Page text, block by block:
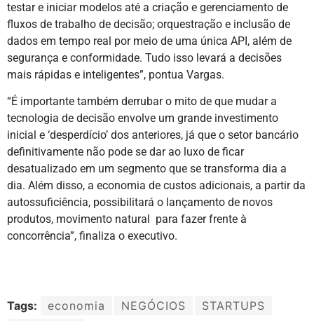
testar e iniciar modelos até a criação e gerenciamento de
fluxos de trabalho de decisão; orquestração e inclusão de
dados em tempo real por meio de uma única API, além de
segurança e conformidade. Tudo isso levará a decisões
mais rápidas e inteligentes”, pontua Vargas.
“É importante também derrubar o mito de que mudar a
tecnologia de decisão envolve um grande investimento
inicial e ‘desperdício’ dos anteriores, já que o setor bancário
definitivamente não pode se dar ao luxo de ficar
desatualizado em um segmento que se transforma dia a
dia. Além disso, a economia de custos adicionais, a partir da
autossuficiência, possibilitará o lançamento de novos
produtos, movimento natural para fazer frente à
concorrência”, finaliza o executivo.
Tags: economia NEGÓCIOS
STARTUPS